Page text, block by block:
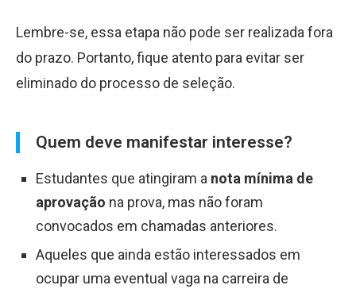
Lembre-se, essa etapa não pode ser realizada fora
do prazo. Portanto, fique atento para evitar ser
eliminado do processo de seleção.
Quem deve manifestar interesse?
Estudantes que atingiram a nota mínima de
aprovação na prova, mas não foram
convocados em chamadas anteriores.
Aqueles que ainda estão interessados em
ocupar uma eventual vaga na carreira de